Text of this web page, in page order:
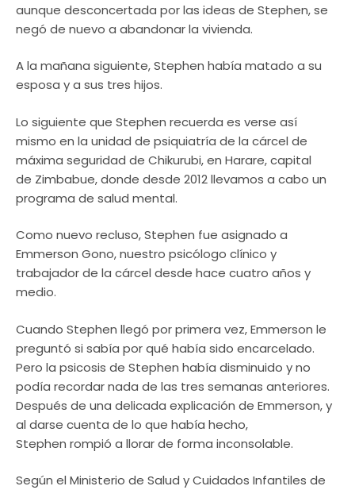
aunque desconcertada por las ideas de Stephen, se
negó de nuevo a abandonar la vivienda.
A la mañana siguiente, Stephen había matado a su
esposa y a sus tres hijos.
Lo siguiente que Stephen recuerda es verse así
mismo en la unidad de psiquiatría de la cárcel de
máxima seguridad de Chikurubi, en Harare, capital
de Zimbabue, donde desde 2012 llevamos a cabo un
programa de salud mental.
Como nuevo recluso, Stephen fue asignado a
Emmerson Gono, nuestro psicólogo clínico y
trabajador de la cárcel desde hace cuatro años y
medio.
Cuando Stephen llegó por primera vez, Emmerson le
preguntó si sabía por qué había sido encarcelado.
Pero la psicosis de Stephen había disminuido y no
podía recordar nada de las tres semanas anteriores.
Después de una delicada explicación de Emmerson, y
al darse cuenta de lo que había hecho,
Stephen rompió a llorar de forma inconsolable.
Según el Ministerio de Salud y Cuidados Infantiles de